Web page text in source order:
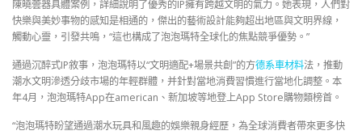
陳曉蕓器具體案例，詳細說明了優秀的IP擁有跨越文明的氣力。她表現，人們對
快樂與美妙事物的感知是相通的，傑出的藝術設計能夠超出地區與文明界線，
觸動心靈，引發共鳴，“這也構成了泡泡瑪特全球化的焦點競爭優勢。”
通過沉醉式IP敘事，泡泡瑪特以“文明適配+場景共創”的方德系車材料法，推動
潮水文明滲透分歧市場的年輕群體，并針對當地消費習慣進行當地化調整。本
年4月，泡泡瑪特App在american、新加坡等地登上App Store購物類榜首。
“泡泡瑪特盼望通過潮水玩具和風趣的娛樂親身經歷，為全球消費者帶來更多快